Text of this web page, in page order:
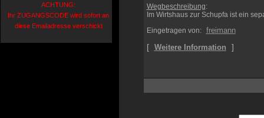
ACHTUNG:
Ihr ZUGANGSCODE wird sofort an
diese Emailadresse verschickt
Wegbeschreibung:
Im Wirtshaus zur Schupfa ist ein
Eingetragen von: freimann
[ Weitere Information ]